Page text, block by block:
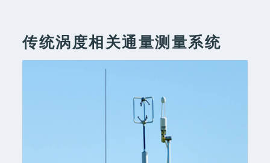
传统涡度相关通量测量系统